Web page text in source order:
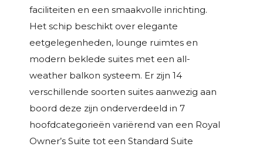
faciliteiten en een smaakvolle inrichting.
Het schip beschikt over elegante
eetgelegenheden, lounge ruimtes en
modern beklede suites met een all-
weather balkon systeem. Er zijn 14
verschillende soorten suites aanwezig aan
boord deze zijn onderverdeeld in 7
hoofdcategorieën variërend van een Royal
Owner’s Suite tot een Standard Suite